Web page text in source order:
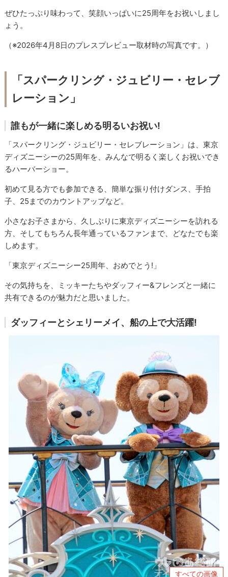
ぜひたっぷり味わって、笑顔いっぱいに25周年をお祝いしまし
ょう。
（※2026年4月8日のプレスプレビュー取材時の写真です。）
「スパークリング・ジュビリー・セレブ
レーション」
誰もが一緒に楽しめる明るいお祝い!
「スパークリング・ジュビリー・セレブレーション」は、東京
ディズニーシーの25周年を、みんなで明るく楽しくお祝いでき
るハーバーショー。
初めて見る方でも参加できる、簡単な振り付けダンス、手拍
子、25までのカウントアップなど。
小さなお子さまから、久しぶりに東京ディズニーシーを訪れる
方、そしてもちろん長年通っているファンまで、どなたでも楽
しめます。
「東京ディズニーシー25周年、おめでとう!」
その気持ちを、ミッキーたちやダッフィー&フレンズと一緒に
共有できるのが魅力だと思いました。
ダッフィーとシェリーメイ、船の上で大活躍!
すべての画像